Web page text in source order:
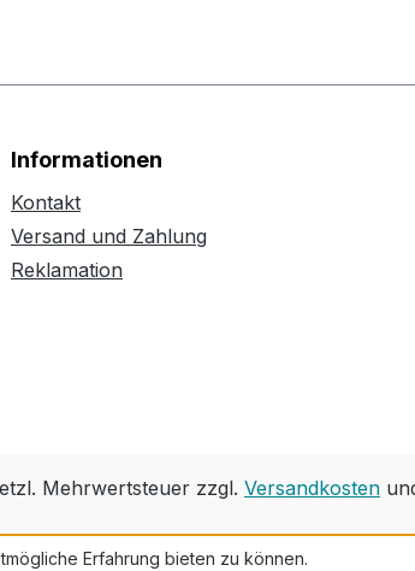
Informationen
Kontakt
Versand und Zahlung
Reklamation
Mehrwertsteuer zzgl. Versandkosten
Erfahrung bieten zu können.